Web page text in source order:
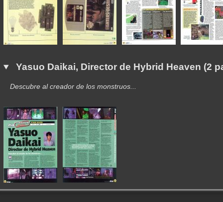
Yasuo Daikai, Director de Hybrid Heaven (2
Descubre al creador de los monstruos...